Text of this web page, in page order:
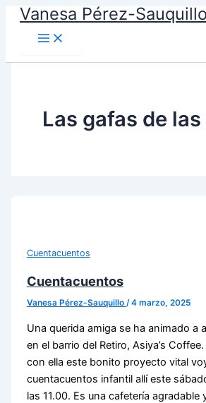
Vanesa Pérez-Sauquillo
Las gafas de
Cuentacuentos
Cuentacuentos
Vanesa Pérez-Sauquillo /4 marzo, 2025
Una querida amiga se ha animado a
en el barrio del Retiro, Asiya’s
con ella este bonito proyecto vital
cuentacuentos infantil allí este
las 11.00. Es una cafetería agradable